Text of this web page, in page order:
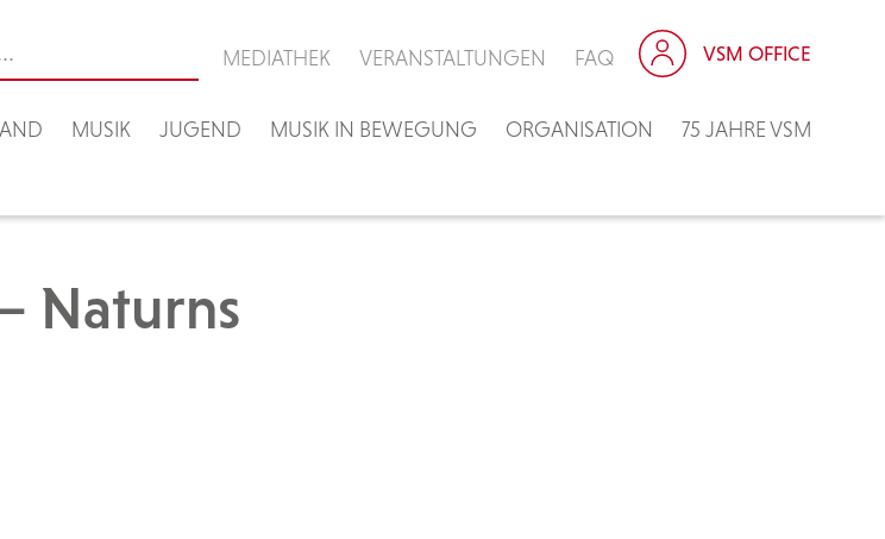
MUSIK JUGEND MUSIK IN BEWEGUNG ORGANISATION 75 JAHRE VSM
MEDIATHEK VERANSTALTUNGEN FAQ VSM OFFICE
Naturns